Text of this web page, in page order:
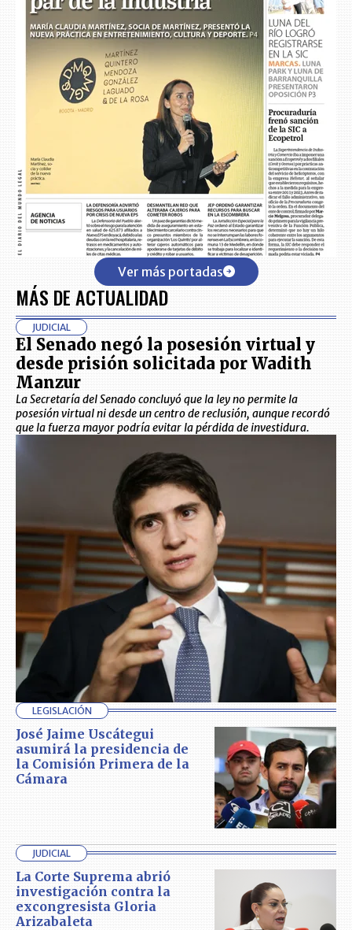
Ver más portadas
MÁS DE ACTUALIDAD
JUDICIAL
El Senado negó la posesión virtual y
desde prisión solicitada por Wadith
Manzur
La Secretaría del Senado concluyó que la ley no permite la
posesión virtual ni desde un centro de reclusión, aunque recordó
que la fuerza mayor podría evitar la pérdida de investidura.
LEGISLACIÓN
José Jaime Uscátegui
asumirá la presidencia de
la Comisión Primera de la
Cámara
JUDICIAL
La Corte Suprema abrió
investigación contra la
excongresista Gloria
Arizabaleta